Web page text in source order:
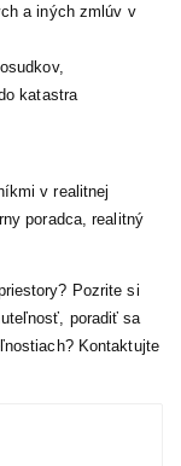
a iných zmlúv v
katastra
v realitnej
poradca, realitný
Pozrite si
poradiť sa
Kontaktujte